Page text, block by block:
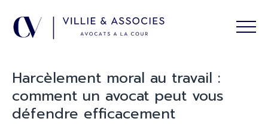
Harcèlement moral au travail :
comment un avocat peut vous
défendre efficacement